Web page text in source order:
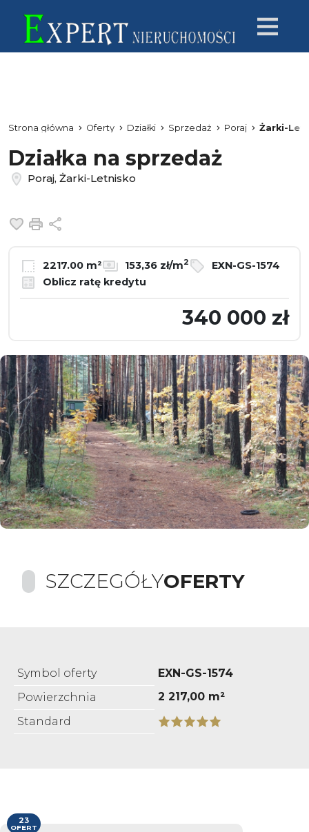
Strona główna Oferty Działki Sprzedaż Poraj Żarki-
Działka na sprzedaż
Poraj, Żarki-Letnisko
Dodaj do ulubionych
Drukuj
2217.00 m² 153,36 zł/m2
EXN-GS-1574
Oblicz ratę kredytu
340 000 zł
SZCZEGÓŁYOFERTY
Symbol oferty
EXN-GS-1574
Powierzchnia
2 217,00 m²
Standard
23
OFERT